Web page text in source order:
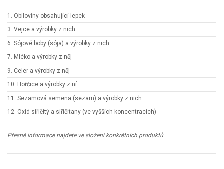
1. Obiloviny obsahující lepek
3. Vejce a výrobky z nich
6. Sójové boby (sója) a výrobky z nich
7. Mléko a výrobky z něj
9. Celer a výrobky z něj
10. Hořčice a výrobky z ní
11. Sezamová semena (sezam) a výrobky z nich
12. Oxid siřičitý a siřičitany (ve vyšších koncentracích)
Přesné informace najdete ve složení konkrétních produktů